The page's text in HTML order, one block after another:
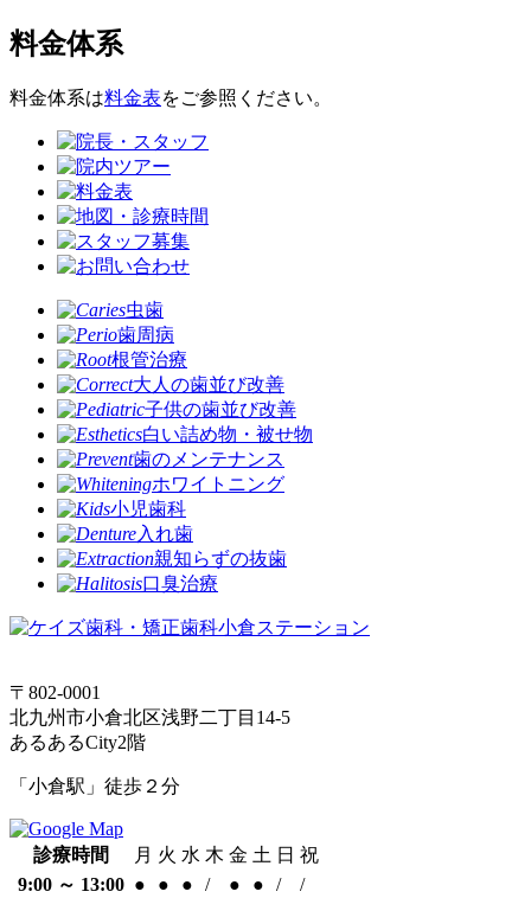
料金体系
料金体系は料金表をご参照ください。
虫歯
歯周病
根管治療
大人の歯並び改善
子供の歯並び改善
白い詰め物・被せ物
歯のメンテナンス
ホワイトニング
小児歯科
入れ歯
親知らずの抜歯
口臭治療
〒802-0001
北九州市小倉北区浅野二丁目14‐5
あるあるCity2階
「小倉駅」徒歩２分
診療時間 月 火 水 木 金 土 日 祝
9:00 ～ 13:00 ● ● ● / ● ● /
/